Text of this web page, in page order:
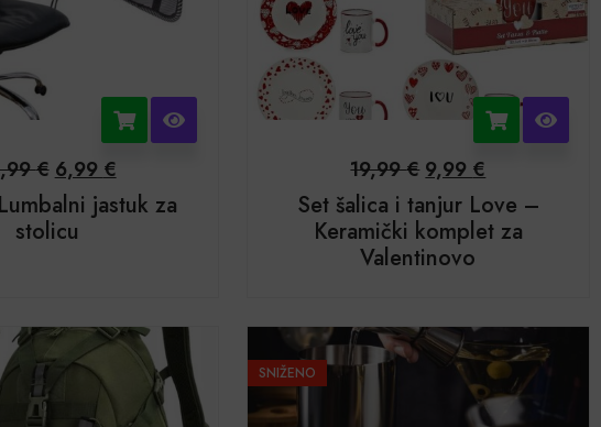
€ 6,99 €
jastuk za
stolicu
19,99€ 9,99 €
Set šalica i tanjur Love –
Keramički komplet za
Valentinovo
SNIŽENO